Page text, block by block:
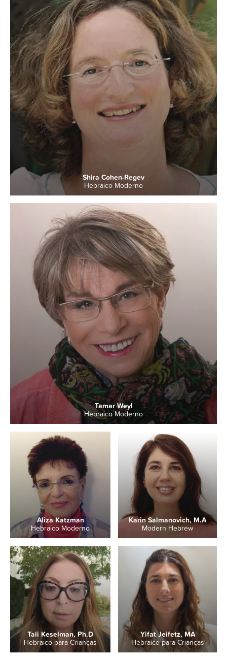
Shira Cohen-Regev
Hebraico Moderno
Tamar Weyl
Hebraico Moderno
Aliza Katzman
Hebraico Moderno
Karin Salmanovich, M.A
Modern Hebrew
Tali Keselman, Ph.D
Hebraico para Crianças
Yifat Jeifetz, MA
Hebraico para Crianças